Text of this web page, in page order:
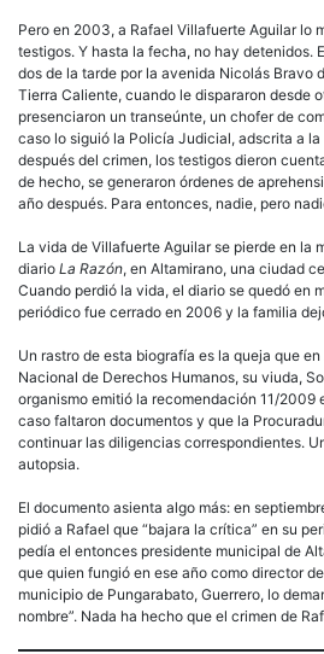
Pero en 2003, a Rafael Villafuerte Aguilar lo
testigos. Y hasta la fecha, no hay detenidos.
dos de la tarde por la avenida Nicolás Bravo
Tierra Caliente, cuando le dispararon desde
presenciaron un transeúnte, un chofer de
caso lo siguió la Policía Judicial, adscrita a
después del crimen, los testigos dieron
de hecho, se generaron órdenes de
año después. Para entonces, nadie, pero
La vida de Villafuerte Aguilar se pierde en la
diario La Razón, en Altamirano, una ciudad
Cuando perdió la vida, el diario se quedó en
periódico fue cerrado en 2006 y la familia
Un rastro de esta biografía es la queja que
Nacional de Derechos Humanos, su viuda,
organismo emitió la recomendación 11/2009
caso faltaron documentos y que la
continuar las diligencias correspondientes.
autopsia.
El documento asienta algo más: en
pidió a Rafael que “bajara la crítica” en su
pedía el entonces presidente municipal de
que quien fungió en ese año como director
municipio de Pungarabato, Guerrero, lo
nombre”. Nada ha hecho que el crimen de